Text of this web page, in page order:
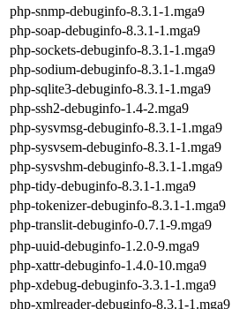
php-snmp-debuginfo-8.3.1-1.mga9
php-soap-debuginfo-8.3.1-1.mga9
php-sockets-debuginfo-8.3.1-1.mga9
php-sodium-debuginfo-8.3.1-1.mga9
php-sqlite3-debuginfo-8.3.1-1.mga9
php-ssh2-debuginfo-1.4-2.mga9
php-sysvmsg-debuginfo-8.3.1-1.mga9
php-sysvsem-debuginfo-8.3.1-1.mga9
php-sysvshm-debuginfo-8.3.1-1.mga9
php-tidy-debuginfo-8.3.1-1.mga9
php-tokenizer-debuginfo-8.3.1-1.mga9
php-translit-debuginfo-0.7.1-9.mga9
php-uuid-debuginfo-1.2.0-9.mga9
php-xattr-debuginfo-1.4.0-10.mga9
php-xdebug-debuginfo-3.3.1-1.mga9
php-xmlreader-debuginfo-8.3.1-1.mga9